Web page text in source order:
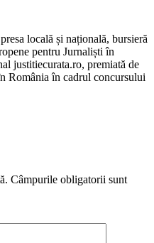
locală și națională, bursieră
pentru Jurnaliști în
justitiecurata.ro, premiată de
România în cadrul concursului
Câmpurile obligatorii sunt